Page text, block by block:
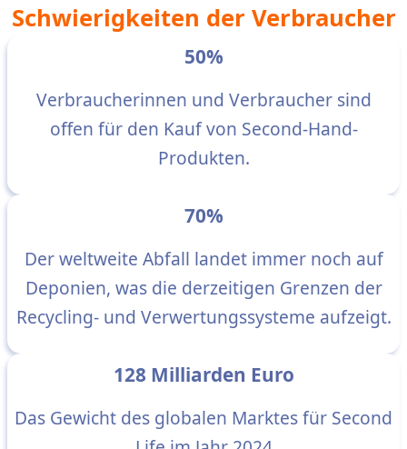
Schwierigkeiten der Verbraucher
50%
Verbraucherinnen und Verbraucher sind
offen für den Kauf von Second-Hand-
Produkten.
70%
Der weltweite Abfall landet immer noch auf
Deponien, was die derzeitigen Grenzen der
Recycling- und Verwertungssysteme aufzeigt.
128 Milliarden Euro
Das Gewicht des globalen Marktes für Second